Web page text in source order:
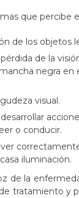
que percibe
de los objetos
de la
negra en
visual.
o conducir.
iluminación.
de la
tratamiento y